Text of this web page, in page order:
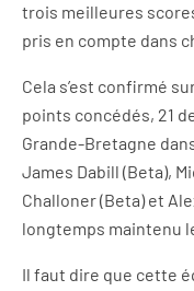
trois meilleures
pris en compte dans
Cela s’est confirmé
points concédés, 21
Grande-Bretagne
James Dabill (Beta),
Challoner (Beta) et
longtemps maintenu
Il faut dire que cette